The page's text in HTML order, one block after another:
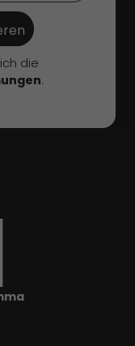
die
.